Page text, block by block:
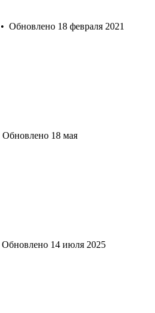
• Обновлено 18 февраля 2021
Обновлено 18 мая
Обновлено 14 июля 2025